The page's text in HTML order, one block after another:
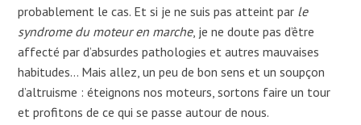
probablement le cas. Et si je ne suis pas atteint par le
syndrome du moteur en marche, je ne doute pas d’être
affecté par d’absurdes pathologies et autres mauvaises
habitudes… Mais allez, un peu de bon sens et un soupçon
d’altruisme : éteignons nos moteurs, sortons faire un tour
et profitons de ce qui se passe autour de nous.